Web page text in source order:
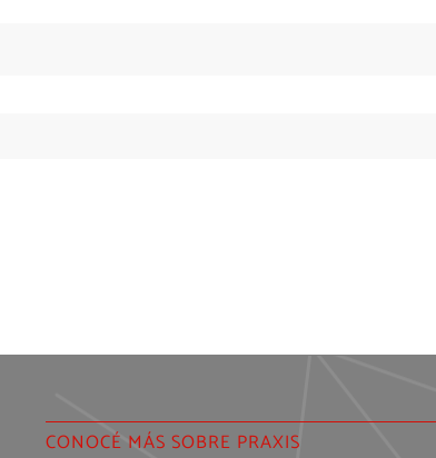
CONOCÉ MÁS SOBRE PRAXIS